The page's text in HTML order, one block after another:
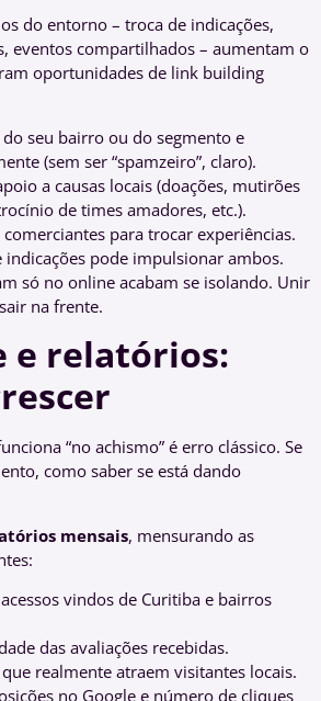
do entorno – troca de indicações,
eventos compartilhados – aumentam o
oportunidades de link building
seu bairro ou do segmento e
(sem ser “spamzeiro”, claro).
a causas locais (doações, mutirões
de times amadores, etc.).
para trocar experiências.
indicações pode impulsionar ambos.
só no online acabam se isolando. Unir
na frente.
e relatórios:
“no achismo” é erro clássico. Se
como saber se está dando
mensais, mensurando as
vindos de Curitiba e bairros
das avaliações recebidas.
realmente atraem visitantes locais.
no Google e número de cliques